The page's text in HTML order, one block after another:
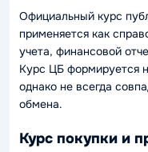
Официальный курс
применяется как
учета, финансовой
Курс ЦБ формируется
однако не всегда
обмена.
Курс покупки и